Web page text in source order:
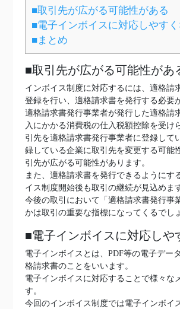
■取引先が広がる可能性がある
■電子インボイスに対応しやすく
■まとめ
■取引先が広がる可能性があ
インボイス制度に対応するには、適格請
登録を行い、適格請求書を発行する必要
適格請求書発行事業者が発行した適格請
入にかかる消費税の仕入税額控除を受け
引先を適格請求書発行事業者に登録して
録している企業に取引先を変更する可能
引先が広がる可能性があります。
また、適格請求書を発行できるようにす
イス制度開始後も取引の継続が見込めま
今後の取引において「適格請求書発行事
かは取引の重要な指標になってくるでし
■電子インボイスに対応しや
電子インボイスとは、PDF等の電子デー
格請求書のことをいいます。
電子インボイスに対応することで様々な
す。
今回のインボイス制度では電子インボイ